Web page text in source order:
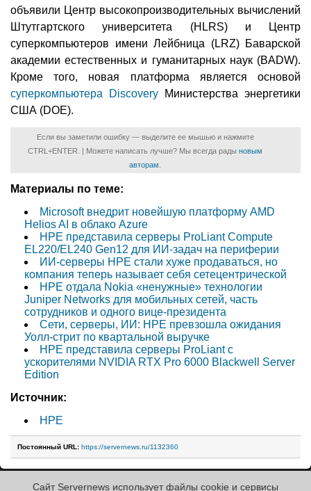
объявили Центр высокопроизводительных вычислений
Штутгартского университета (HLRS) и Центр
суперкомпьютеров имени Лейбница (LRZ) Баварской
академии естественных и гуманитарных наук (BADW).
Кроме того, новая платформа является основой
суперкомпьютера Discovery Министерства энергетики
США (DOE).
Если вы заметили ошибку — выделите ее мышью и нажмите
CTRL+ENTER. | Можете написать лучше? Мы всегда рады новым
авторам
Материалы по теме:
Microsoft внедрит новейшую платформу AMD
Helios AI в облако Azure
HPE представила серверы ProLiant Compute
EL220/EL240 Gen12 для ИИ-задач на периферии
ИИ-серверы HPE стали хуже продаваться, но
компания теперь называет себя сетецентрической
HPE отдала Nokia «ненужные» технологии
Juniper Networks для мобильных сетей, часть
сотрудников и одного вице-президента
Сети, серверы, ИИ: HPE превзошла ожидания
Уолл-стрит по квартальной выручке
HPE представила серверы ProLiant с
ускорителями NVIDIA RTX Pro 6000 Blackwell Server
Edition
Источник:
HPE
Постоянный URL: https://servernews.ru/1132360
Сайт Servernews использует файлы cookie и сервисы